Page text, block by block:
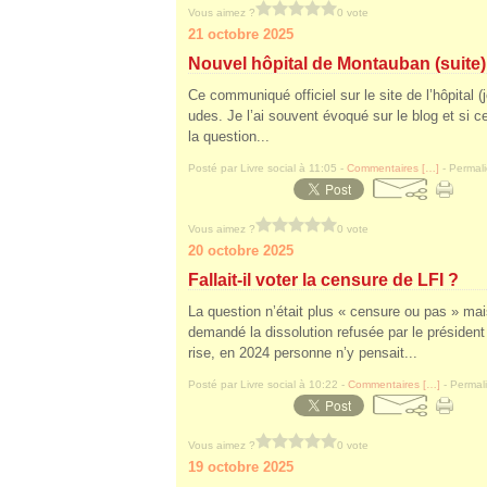
Vous aimez ? 0 vote
21 octobre 2025
Nouvel hôpital de Montauban (suite)
Ce communiqué officiel sur le site de l’hôpital
udes. Je l’ai souvent évoqué sur le blog et si
la question...
Posté par Livre social à 11:05 - Commentaires [ ] -
Vous aimez ? 0 vote
20 octobre 2025
Fallait-il voter la censure de LFI ?
La question n’était plus « censure ou pas »
demandé la dissolution refusée par le
rise, en 2024 personne n’y pensait...
Posté par Livre social à 10:22 - Commentaires [ ] -
Vous aimez ? 0 vote
19 octobre 2025